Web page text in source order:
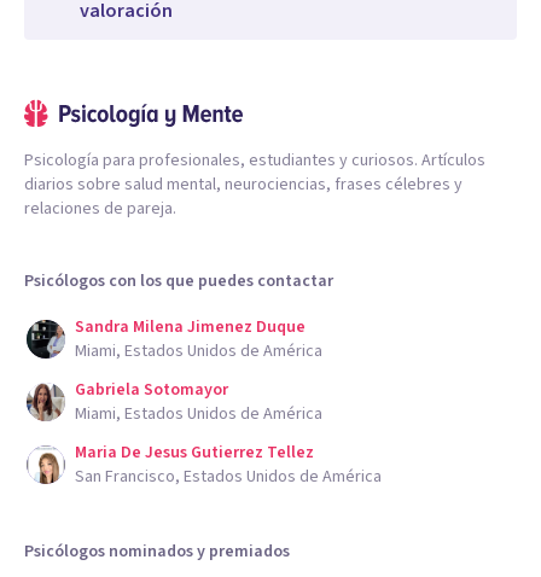
valoración
Psicología para profesionales, estudiantes y curiosos. Artículos
diarios sobre salud mental, neurociencias, frases célebres y
relaciones de pareja.
Psicólogos con los que puedes contactar
Sandra Milena Jimenez Duque
Miami, Estados Unidos de América
Gabriela Sotomayor
Miami, Estados Unidos de América
Maria De Jesus Gutierrez Tellez
San Francisco, Estados Unidos de América
Psicólogos nominados y premiados